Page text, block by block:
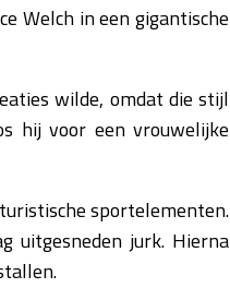
Welch in een gigantische
wilde, omdat die stijl
hij voor een vrouwelijke
sportelementen.
uitgesneden jurk. Hierna